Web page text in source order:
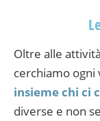
Oltre alle
cerchiamo ogni
insieme chi ci
diverse e non